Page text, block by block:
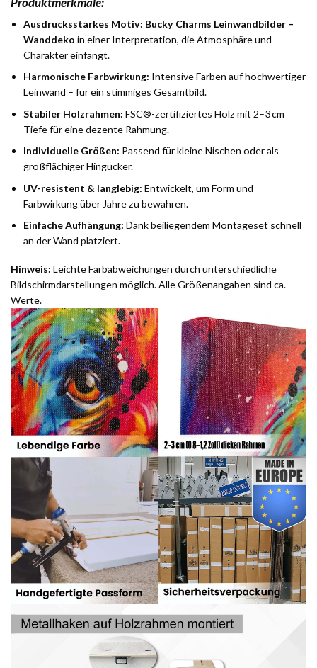
Ausdrucksstarkes Motiv: Bucky Charms Leinwandbilder –
Wanddeko in einer Interpretation, die Atmosphäre und
Charakter einfängt.
Harmonische Farbwirkung: Intensive Farben auf hochwertiger
Leinwand – für ein stimmiges Gesamtbild.
Stabiler Holzrahmen: FSC®-zertifiziertes Holz mit 2–3 cm
Tiefe für eine dezente Rahmung.
Individuelle Größen: Passend für kleine Nischen oder als
großflächiger Hingucker.
UV-resistent & langlebig: Entwickelt, um Form und
Farbwirkung über Jahre zu bewahren.
Einfache Aufhängung: Dank beiliegendem Montageset schnell
an der Wand platziert.
Hinweis: Leichte Farbabweichungen durch unterschiedliche
Bildschirmdarstellungen möglich. Alle Größenangaben sind ca.-
Werte.